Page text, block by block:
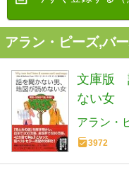
アラン・ピーズ,バ
文庫版
ない女
アラン・
3972